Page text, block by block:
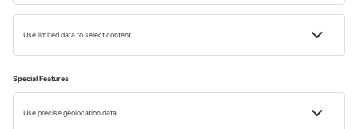
Miért érdemes augusztusban Skandináviába
utazni?
Hol érdemes októberben nyaralni?